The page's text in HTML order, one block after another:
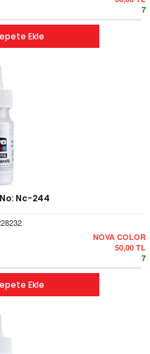
7
Ekle
Nc-244
NOVA COLOR
50,00 TL
7
Ekle